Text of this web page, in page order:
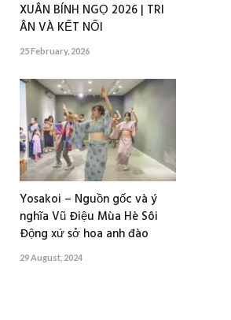
XUÂN BÍNH NGỌ 2026 | TRI
ÂN VÀ KẾT NỐI
25 February, 2026
Yosakoi – Nguồn gốc và ý
nghĩa Vũ Điệu Mùa Hè Sôi
Động xứ sở hoa anh đào
29 August, 2024